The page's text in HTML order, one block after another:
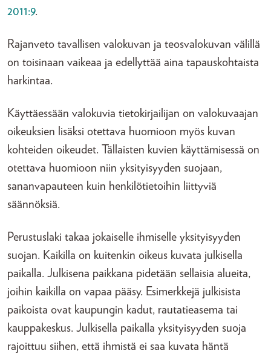
2011:9.
Rajanveto tavallisen valokuvan ja teosvalokuvan välillä
on toisinaan vaikeaa ja edellyttää aina tapauskohtaista
harkintaa.
Käyttäessään valokuvia tietokirjailijan on valokuvaajan
oikeuksien lisäksi otettava huomioon myös kuvan
kohteiden oikeudet. Tällaisten kuvien käyttämisessä on
otettava huomioon niin yksityisyyden suojaan,
sananvapauteen kuin henkilötietoihin liittyviä
säännöksiä.
Perustuslaki takaa jokaiselle ihmiselle yksityisyyden
suojan. Kaikilla on kuitenkin oikeus kuvata julkisella
paikalla. Julkisena paikkana pidetään sellaisia alueita,
joihin kaikilla on vapaa pääsy. Esimerkkejä julkisista
paikoista ovat kaupungin kadut, rautatieasema tai
kauppakeskus. Julkisella paikalla yksityisyyden suoja
rajoittuu siihen, että ihmistä ei saa kuvata häntä